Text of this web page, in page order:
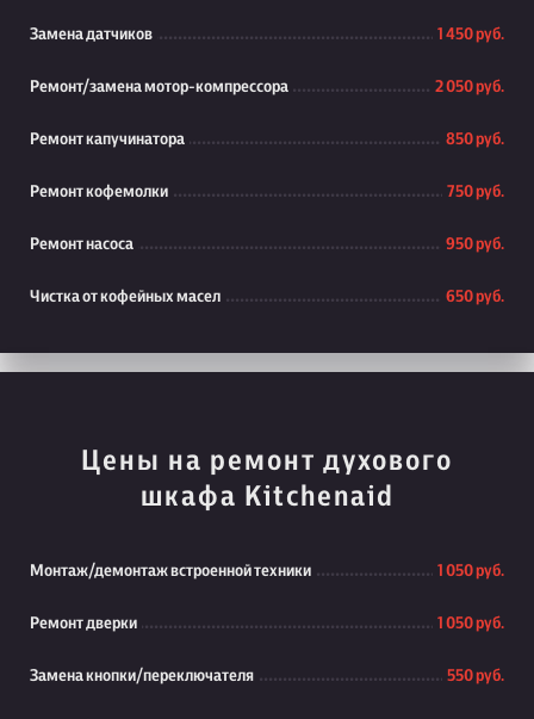
Замена датчиков 1 450 руб.
Ремонт/замена мотор-компрессора 2 050 руб.
Ремонт капучинатора 850 руб.
Ремонт кофемолки 750 руб.
Ремонт насоса 950 руб.
Чистка от кофейных масел 650 руб.
Цены на ремонт духового
шкафа Kitchenaid
Монтаж/демонтаж встроенной техники 1 050 руб.
Ремонт дверки 1 050 руб.
Замена кнопки/переключателя 550 руб.